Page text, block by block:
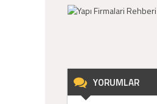
YORUMLAR